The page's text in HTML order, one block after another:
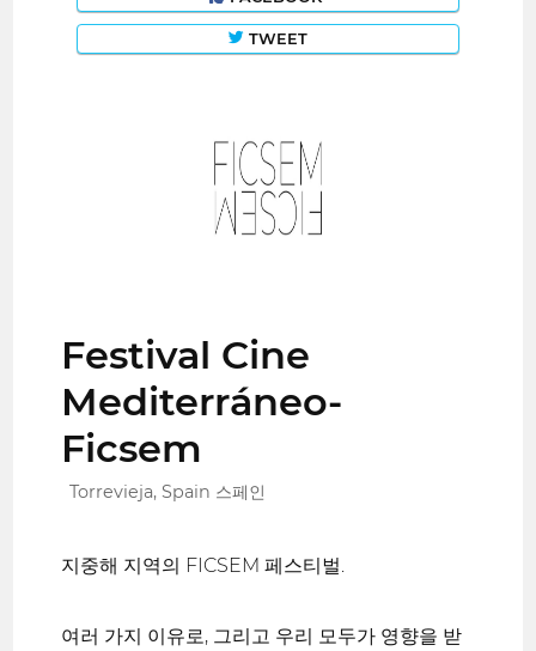
TWEET
Festival Cine
Mediterráneo-
Ficsem
Torrevieja, Spain 스페인
지중해 지역의 FICSEM 페스티벌.
여러 가지 이유로, 그리고 우리 모두가 영향을 받